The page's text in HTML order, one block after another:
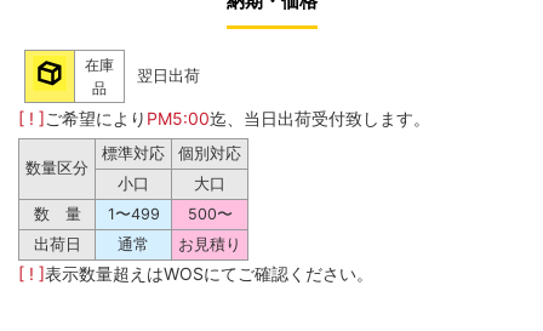
在庫
品
翌日出荷
[ ! ]ご希望により PM5:00迄、当日出荷受付致します。
数量区分
標準対応
個別対応
小口
大口
数 量
1〜499
500〜
出荷日
通常 お見積り
[ ! ]表示数量超えはWOSにてご確認ください。